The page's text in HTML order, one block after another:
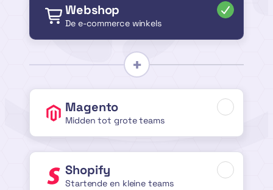
Webshop
De e-commerce winkels
Magento
Midden tot grote teams
Shopify
Startende en kleine teams